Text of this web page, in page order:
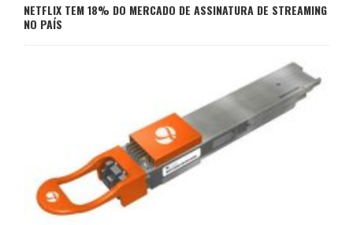
NETFLIX TEM 18% DO MERCADO DE ASSINATURA DE STREAMING
NO PAÍS